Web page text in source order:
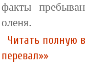
факты
оленя.
Читать полную
перевал»»